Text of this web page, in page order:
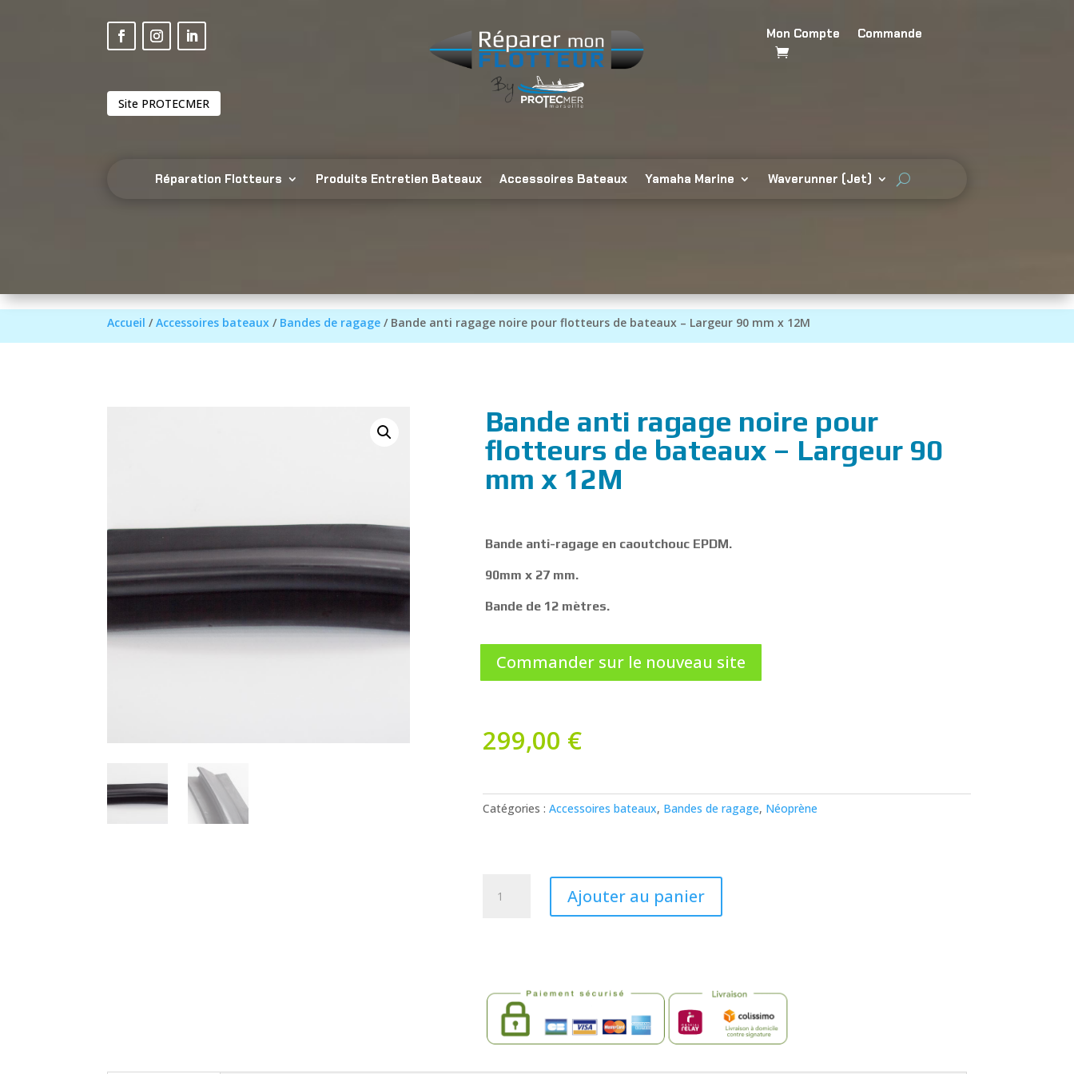
Site PROTECMER
Mon Compte Commande
Réparation Flotteurs Produits Entretien Bateaux Accessoires Bateaux Yamaha Marine Waverunner (Jet)
Accueil /Accessoires bateaux / Bandes de ragage / Bande anti ragage noire pour flotteurs de bateaux – Largeur 90 mm x 12M
Bande anti ragage noire pour
flotteurs de bateaux – Largeur 90
mm x 12M
Bande anti-ragage en caoutchouc EPDM.
90mm x 27 mm.
Bande de 12 mètres.
Commander sur le nouveau site
299,00 €
Catégories : Accessoires bateaux, Bandes de ragage, Néoprène
pour
flotteurs
bateaux
Ajouter au panier